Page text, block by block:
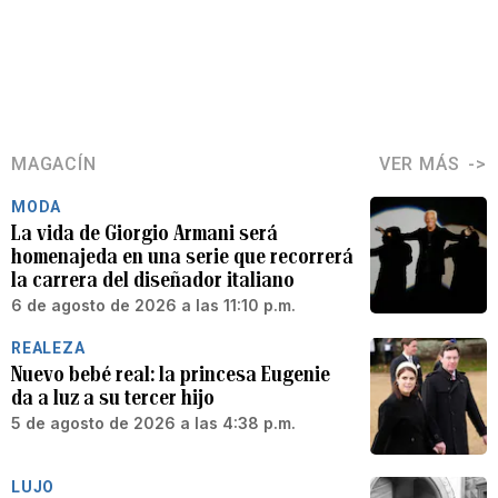
MAGACÍN VER MÁS
MODA
La vida de Giorgio Armani será
homenajeda en una serie que recorrerá
la carrera del diseñador italiano
6 de agosto de 2026 a las 11:10 p.m.
REALEZA
Nuevo bebé real: la princesa Eugenie
da a luz a su tercer hijo
5 de agosto de 2026 a las 4:38 p.m.
LUJO